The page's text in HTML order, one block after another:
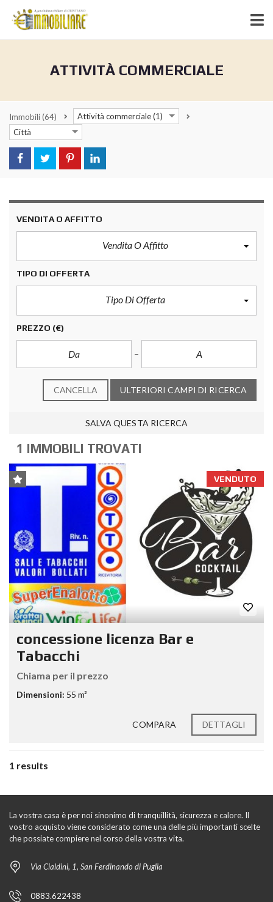
ATTIVITÀ COMMERCIALE
Immobili(64)
Attività commerciale (1)
Città
VENDITA O AFFITTO
Vendita O Affitto
TIPO DI OFFERTA
Tipo Di Offerta
PREZZO (€)
CANCELLA ULTERIORI CAMPI DI RICERCA
SALVA QUESTA RICERCA
1 IMMOBILI TROVATI
VENDUTO
concessione licenza Bar e
Tabacchi
Chiama per il prezzo
Dimensioni: 55 m²
COMPARA DETTAGLI
1 results
La vostra casa è per noi sinonimo di tranquillità, sicurezza e calore. Il
vostro acquisto viene considerato come una delle più importanti scelte
che possiate compiere nel corso della vostra vita.
Via Cialdini, 1, San Ferdinando di Puglia
0883.622438